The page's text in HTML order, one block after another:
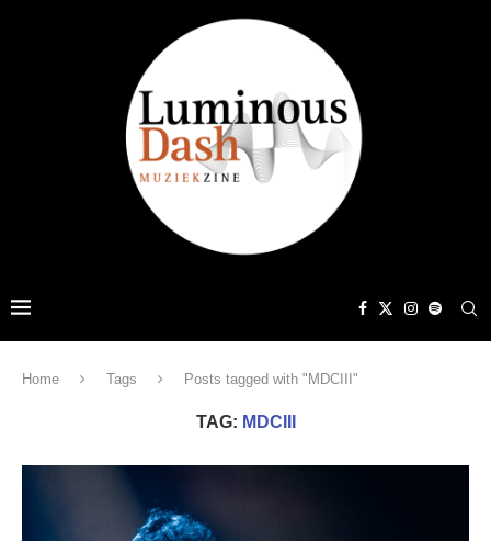
Home Tags Posts tagged with "MDCIII"
TAG: MDCIII